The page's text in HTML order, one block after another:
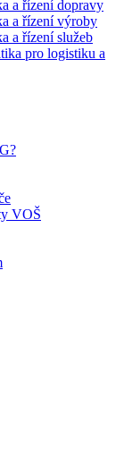
a řízení dopravy
a řízení výroby
a řízení služeb
pro logistiku a
VOŠ